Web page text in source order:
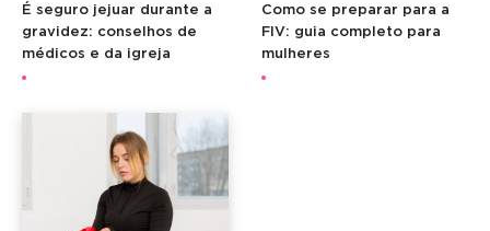
É seguro jejuar durante a
gravidez: conselhos de
médicos e da igreja
Como se preparar para a
FIV: guia completo para
mulheres